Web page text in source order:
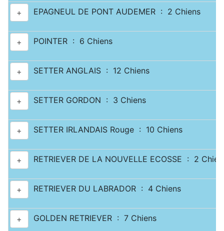
+ EPAGNEUL DE PONT AUDEMER : 2 Chiens
+ POINTER : 6 Chiens
+ SETTER ANGLAIS : 12 Chiens
+ SETTER GORDON : 3 Chiens
+ SETTER IRLANDAIS Rouge : 10 Chiens
+ RETRIEVER DE LA NOUVELLE ECOSSE : 2
+ RETRIEVER DU LABRADOR : 4 Chiens
+ GOLDEN RETRIEVER : 7 Chiens